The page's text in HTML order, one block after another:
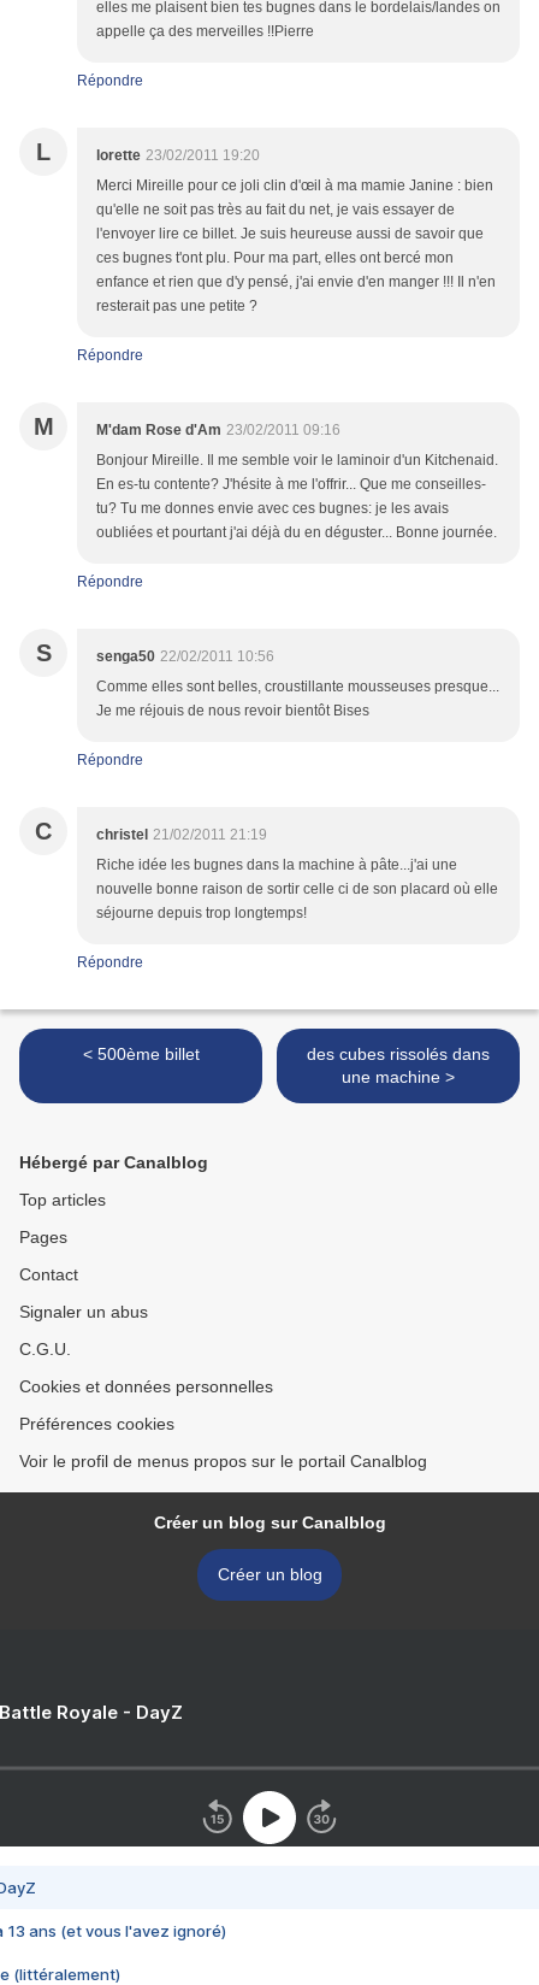
elles me plaisent bien tes bugnes dans le bordelais/landes on
appelle ça des merveilles !!Pierre
Répondre
L lorette 23/02/2011 19:20
Merci Mireille pour ce joli clin d'œil à ma mamie Janine : bien
qu'elle ne soit pas très au fait du net, je vais essayer de
l'envoyer lire ce billet. Je suis heureuse aussi de savoir que
ces bugnes t'ont plu. Pour ma part, elles ont bercé mon
enfance et rien que d'y pensé, j'ai envie d'en manger !!! Il n'en
resterait pas une petite ?
Répondre
M M'dam Rose d'Am 23/02/2011 09:16
Bonjour Mireille. Il me semble voir le laminoir d'un Kitchenaid.
En es-tu contente? J'hésite à me l'offrir... Que me conseilles-
tu? Tu me donnes envie avec ces bugnes: je les avais
oubliées et pourtant j'ai déjà du en déguster... Bonne journée.
Répondre
S senga50 22/02/2011 10:56
Comme elles sont belles, croustillante mousseuses presque...
Je me réjouis de nous revoir bientôt Bises
Répondre
C christel 21/02/2011 21:19
Riche idée les bugnes dans la machine à pâte...j'ai une
nouvelle bonne raison de sortir celle ci de son placard où elle
séjourne depuis trop longtemps!
Répondre
< 500ème billet
des cubes rissolés dans
une machine >
Hébergé par Canalblog
Top articles
Pages
Contact
Signaler un abus
C.G.U.
Cookies et données personnelles
Préférences cookies
Voir le profil de menus propos sur le portail Canalblog
Créer un blog sur Canalblog
Créer un blog
Royale - DayZ
13 ans (et vous l'avez ignoré)
(littéralement)